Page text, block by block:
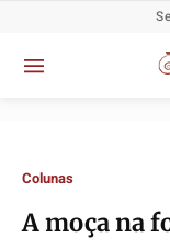
Colunas
A moça na